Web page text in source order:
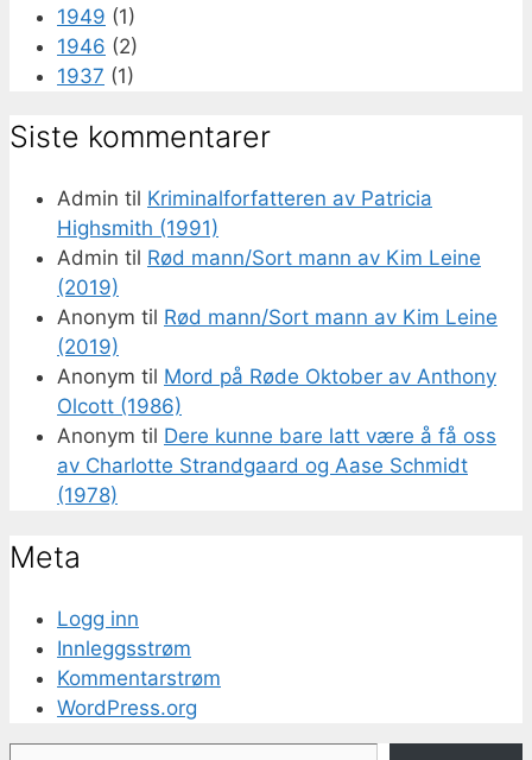
1949 (1)
1946 (2)
1937 (1)
Siste kommentarer
Admin til Kriminalforfatteren av Patricia
Highsmith (1991)
Admin til Rød mann/Sort mann av Kim Leine
(2019)
Anonym til Rød mann/Sort mann av Kim Leine
(2019)
Anonym til Mord på Røde Oktober av Anthony
Olcott (1986)
Anonym til Dere kunne bare latt være å få oss
av Charlotte Strandgaard og Aase Schmidt
(1978)
Meta
Logg inn
Innleggsstrøm
Kommentarstrøm
WordPress.org
Skriv din e-post...